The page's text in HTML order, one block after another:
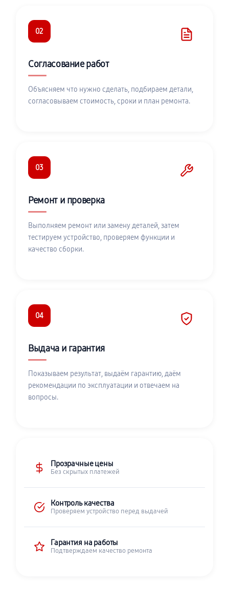
02
Согласование работ
Объясняем что нужно сделать, подбираем детали,
согласовываем стоимость, сроки и план ремонта.
03
Ремонт и проверка
Выполняем ремонт или замену деталей, затем
тестируем устройство, проверяем функции и
качество сборки.
04
Выдача и гарантия
Показываем результат, выдаём гарантию, даём
рекомендации по эксплуатации и отвечаем на
вопросы.
Прозрачные цены
Без скрытых платежей
Контроль качества
Проверяем устройство перед выдачей
Гарантия на работы
Подтверждаем качество ремонта